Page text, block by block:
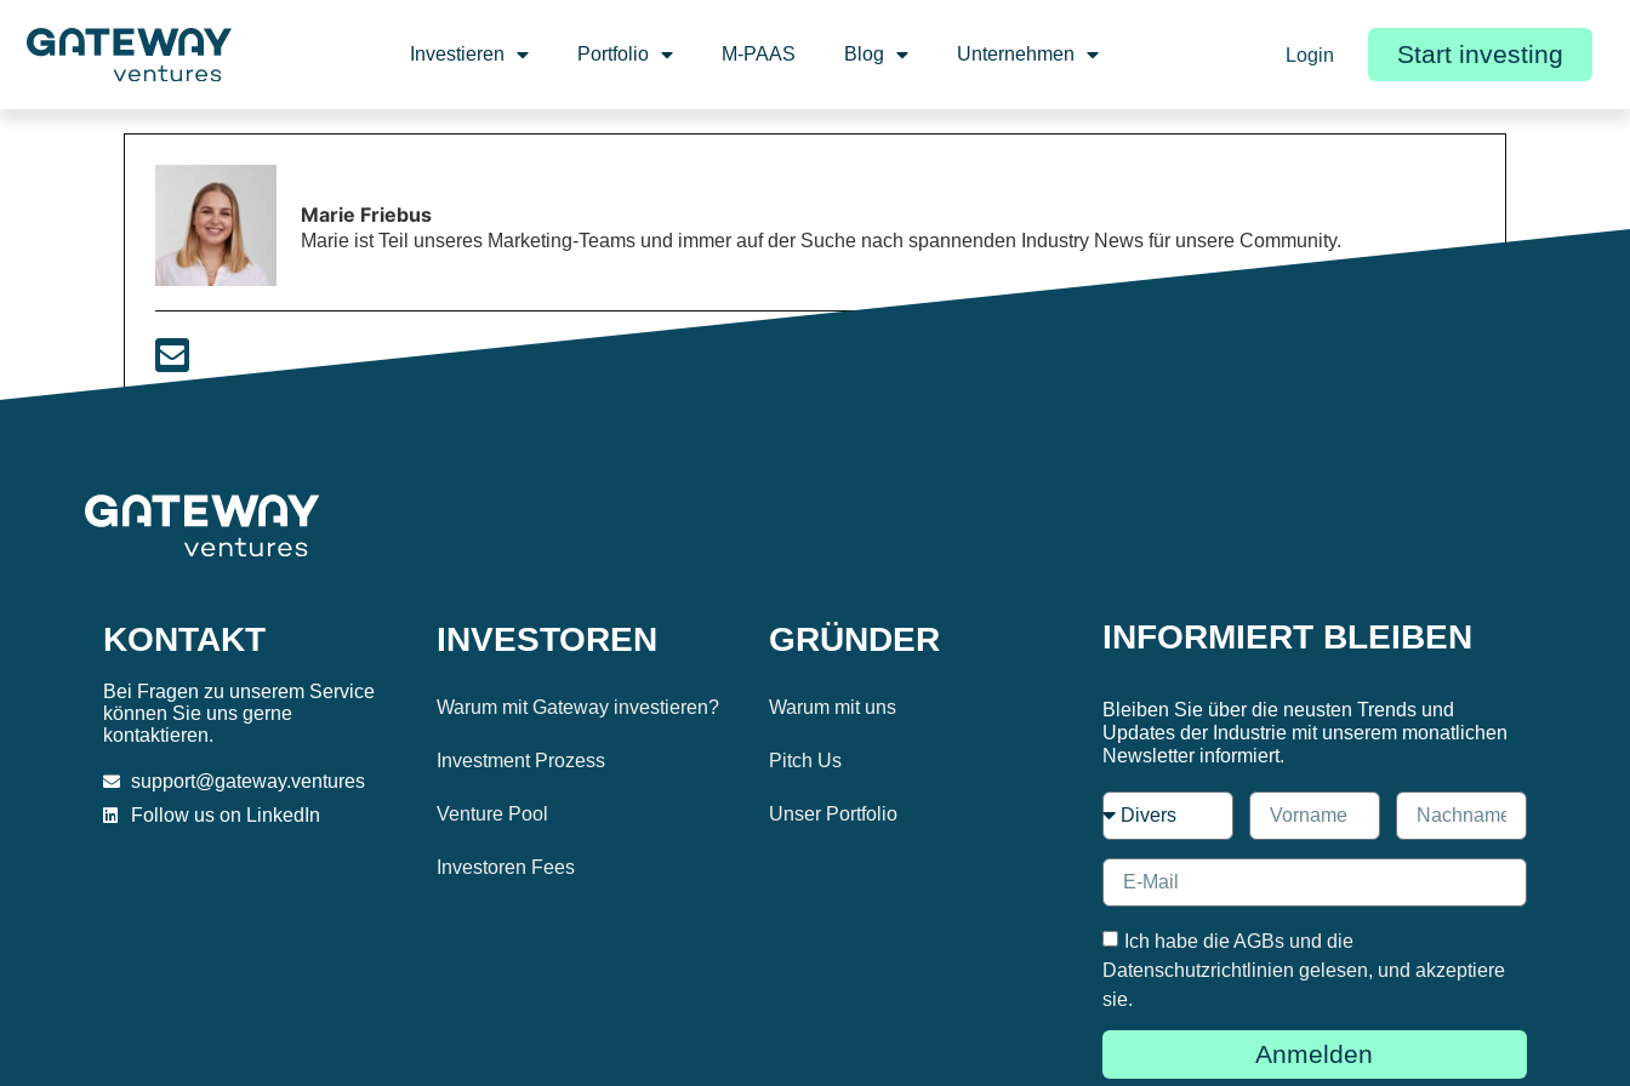
Investieren Portfolio M-PAAS Blog Unternehmen Login Start investing
Marie Friebus
Marie ist Teil unseres Marketing-Teams und immer auf der Suche nach spannenden Industry News für unsere Community.
KONTAKT
Bei Fragen zu unserem Service
können Sie uns gerne
kontaktieren.
support@gateway.ventures
Follow us on LinkedIn
INVESTOREN
Warum mit Gateway investieren?
Investment Prozess
Venture Pool
Investoren Fees
GRÜNDER
Warum mit uns
Pitch Us
Unser Portfolio
INFORMIERT BLEIBEN
Bleiben Sie über die neusten Trends und
Updates der Industrie mit unserem monatlichen
Newsletter informiert.
Ich habe die AGBs und die
Datenschutzrichtlinien gelesen, und akzeptiere
sie.
Anmelden